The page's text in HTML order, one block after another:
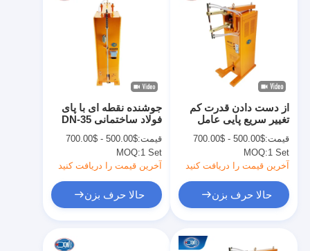
جوشنده نقطه ای با پای
فولاد ساختمانی DN-35
قیمت:$500.00 - $700.00
MOQ:1 Set
آخرین قیمت را دریافت کنید
حالا حرف بزن
از دست دادن قدرت کم
تغییر سریع پایی عامل
دقیق جریان
قیمت:$500.00 - $700.00
MOQ:1 Set
آخرین قیمت را دریافت کنید
حالا حرف بزن